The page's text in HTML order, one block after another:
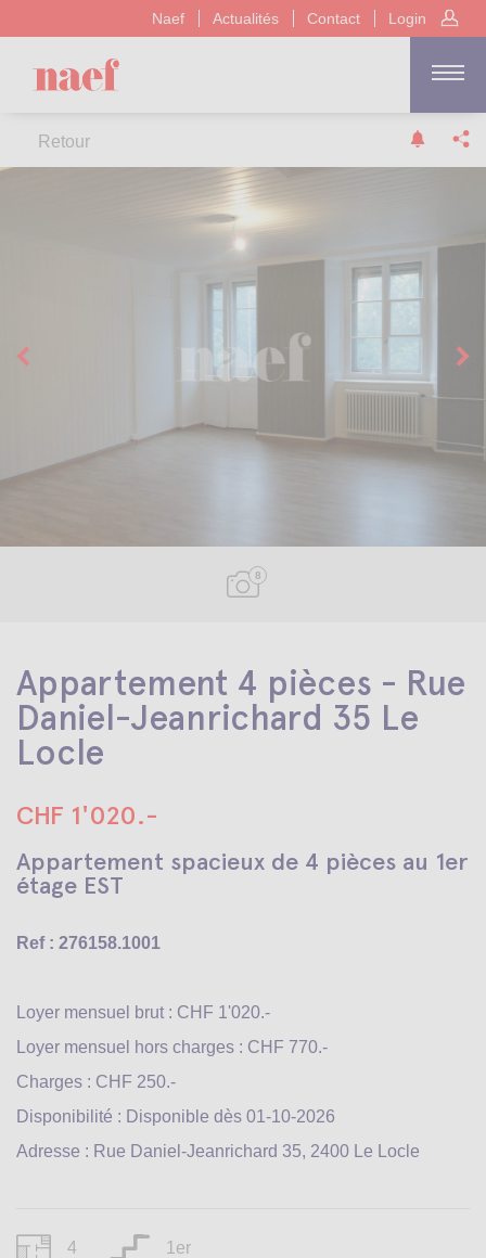
Naef Actualités Contact Login
Retour
8
Appartement 4 pièces - Rue
Daniel-Jeanrichard 35 Le
Locle
CHF 1'020.-
Appartement spacieux de 4 pièces au 1er
étage EST
Ref : 276158.1001
Loyer mensuel brut : CHF 1'020.-
Loyer mensuel hors charges : CHF 770.-
Charges : CHF 250.-
Disponibilité : Disponible dès 01-10-2026
Adresse : Rue Daniel-Jeanrichard 35, 2400 Le Locle
4 1er